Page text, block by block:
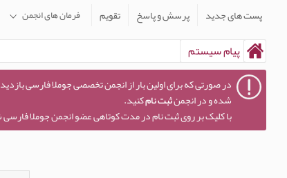
پست های جدید پرسش و پاسخ تقویم فرمان های انجمن
پیام سیستم
در صورتی که برای اولین بار از انجمن تخصصی جوملا فارسی
شده و در انجمنثبت نامکنید.
با کلیک بر روی ثبت نام در مدت کوتاهی عضو انجمن جوملا